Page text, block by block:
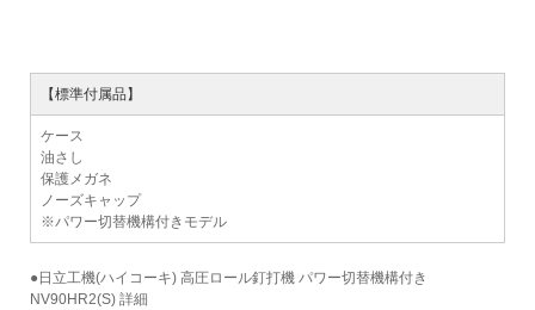
【標準付属品】
ケース
油さし
保護メガネ
ノーズキャップ
※パワー切替機構付きモデル
●日立工機(ハイコーキ) 高圧ロール釘打機 パワー切替機構付き
NV90HR2(S) 詳細